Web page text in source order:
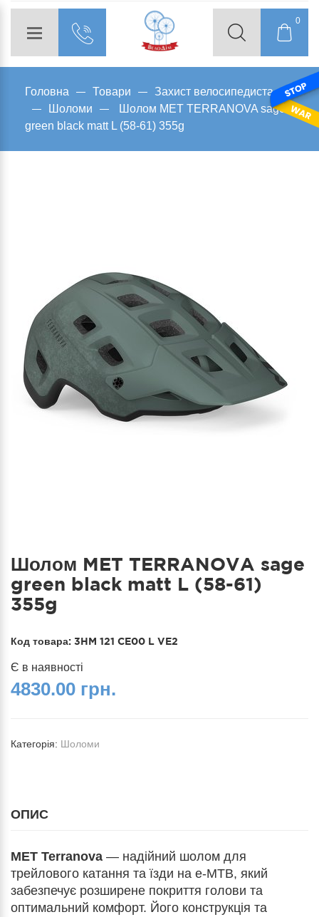
0
Головна Товари
Захист велосипедиста
Шоломи
Шолом MET TERRANOVA sage
green black matt L (58-61) 355g
Шолом MET TERRANOVA sage
green black matt L (58-61)
355g
Код товара: 3HM 121 CE00 L VE2
Є в наявності
4830.00 грн.
Категорія: Шоломи
ОПИС
MET Terranova — надійний шолом для
трейлового катання та їзди на e-MTB, який
забезпечує розширене покриття голови та
оптимальний комфорт. Його конструкція та